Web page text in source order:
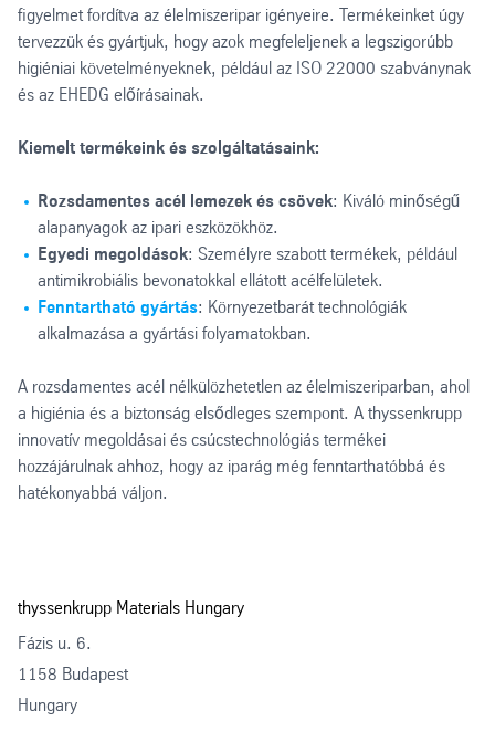
figyelmet fordítva az élelmiszeripar igényeire. Termékeinket úgy
tervezzük és gyártjuk, hogy azok megfeleljenek a legszigorúbb
higiéniai követelményeknek, például az ISO 22000 szabványnak
és az EHEDG előírásainak.
Kiemelt termékeink és szolgáltatásaink:
Rozsdamentes acél lemezek és csövek: Kiváló minőségű
alapanyagok az ipari eszközökhöz.
Egyedi megoldások: Személyre szabott termékek, például
antimikrobiális bevonatokkal ellátott acélfelületek.
Fenntartható gyártás: Környezetbarát technológiák
alkalmazása a gyártási folyamatokban.
A rozsdamentes acél nélkülözhetetlen az élelmiszeriparban, ahol
a higiénia és a biztonság elsődleges szempont. A thyssenkrupp
innovatív megoldásai és csúcstechnológiás termékei
hozzájárulnak ahhoz, hogy az iparág még fenntarthatóbbá és
hatékonyabbá váljon.
thyssenkrupp Materials Hungary
Fázis u. 6.
1158 Budapest
Hungary